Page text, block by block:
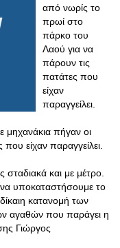
από νωρίς το
πρωί στο
πάρκο του
Λαού για να
πάρουν τις
πατάτες που
είχαν
παραγγείλει.
μηχανάκια πήγαν οι
είχαν παραγγείλει.
και με μέτρο.
να υποκαταστήσουμε το
κατανομή των
αγαθών που παράγει η
Γιώργος